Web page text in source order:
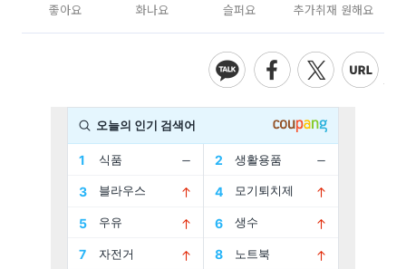
좋아요 화나요 슬퍼요 추가취재 원해요